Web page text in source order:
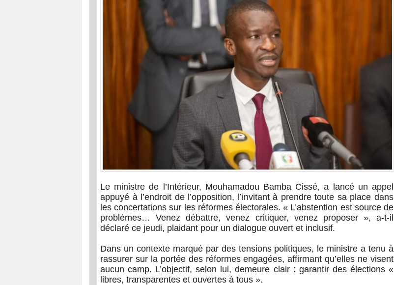
Le ministre de l’Intérieur, Mouhamadou Bamba Cissé, a lancé un appel
appuyé à l’endroit de l’opposition, l’invitant à prendre toute sa place dans
les concertations sur les réformes électorales. « L’abstention est source de
problèmes… Venez débattre, venez critiquer, venez proposer », a-t-il
déclaré ce jeudi, plaidant pour un dialogue ouvert et inclusif.
Dans un contexte marqué par des tensions politiques, le ministre a tenu à
rassurer sur la portée des réformes engagées, affirmant qu’elles ne visent
aucun camp. L’objectif, selon lui, demeure clair : garantir des élections «
libres, transparentes et ouvertes à tous ».